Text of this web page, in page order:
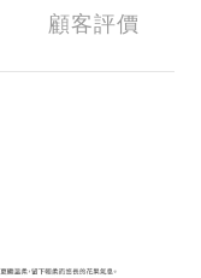
顧客評價